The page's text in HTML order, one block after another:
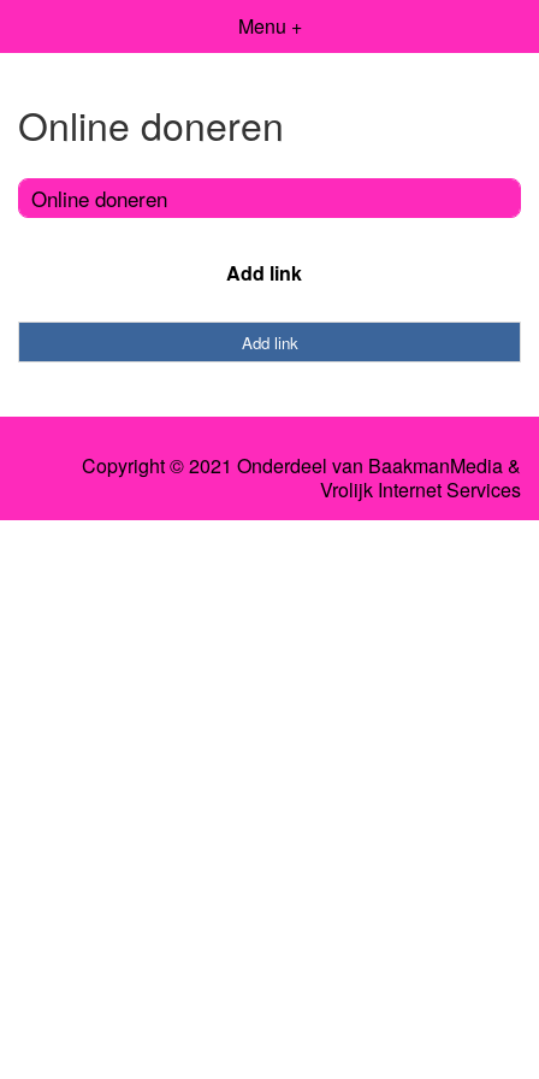
Menu +
Online doneren
Online doneren
Add link
Add link
Copyright © 2021 Onderdeel van BaakmanMedia&
Vrolijk Internet Services